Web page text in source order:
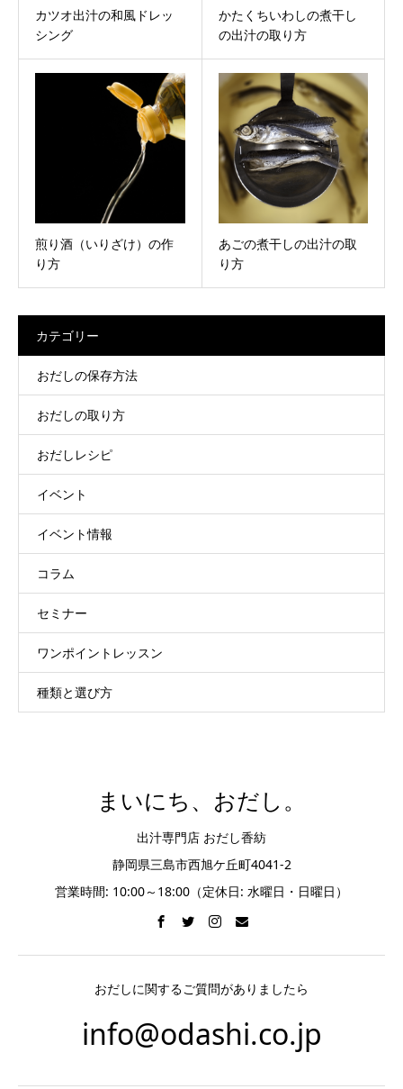
カツオ出汁の和風ドレッ
シング
かたくちいわしの煮干し
の出汁の取り方
煎り酒（いりざけ）の作
り方
あごの煮干しの出汁の取
り方
カテゴリー
おだしの保存方法
おだしの取り方
おだしレシピ
イベント
イベント情報
コラム
セミナー
ワンポイントレッスン
種類と選び方
まいにち、おだし。
出汁専門店 おだし香紡
静岡県三島市西旭ケ丘町4041-2
営業時間: 10:00～18:00（定休日: 水曜日・日曜日）
おだしに関するご質問がありましたら
info@odashi.co.jp